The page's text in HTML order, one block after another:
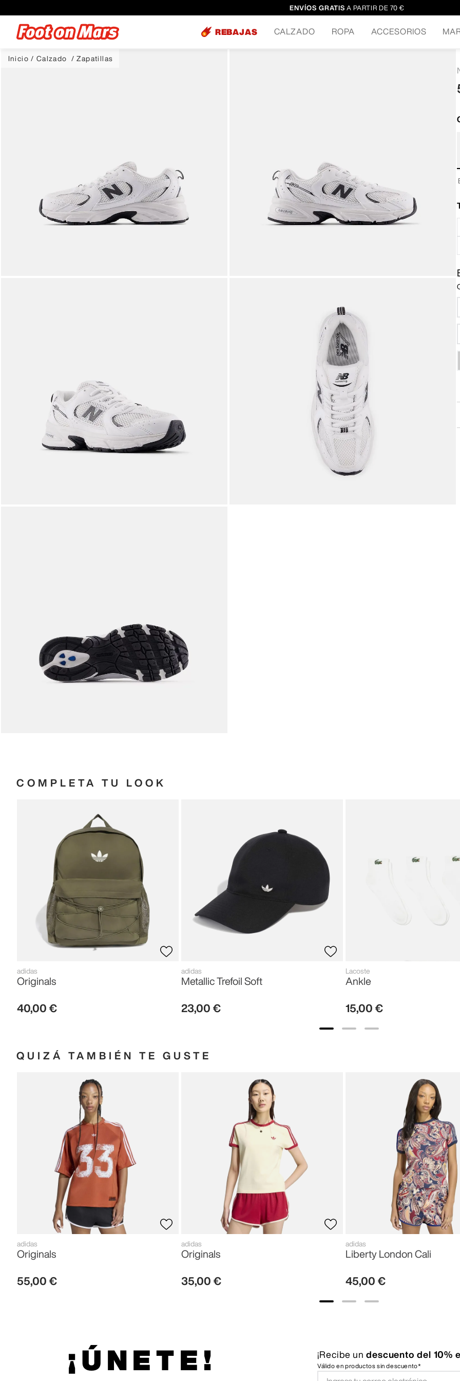
ENVÍOS GRATIS A PARTIR DE 70 €
REBAJAS CALZADO ROPA ACCESORIOS
Calzado Zapatillas
COMPLETA TU LOOK
adidas
Originals
40,00 €
adidas
Metallic Trefoil Soft
23,00 €
Lacoste
Ankle
15,00 €
QUIZÁ TAMBIÉN TE GUSTE
adidas
Originals
55,00 €
adidas
Originals
35,00 €
adidas
Liberty London Cali
45,00 €
¡ÚNETE! ¡Recibe un descuento del 10%
Válido en productos sin descuento*